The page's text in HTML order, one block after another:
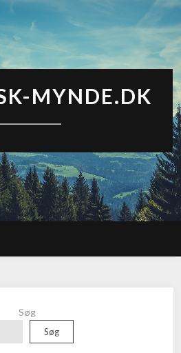
MYNDE.DK
Søg
Søg